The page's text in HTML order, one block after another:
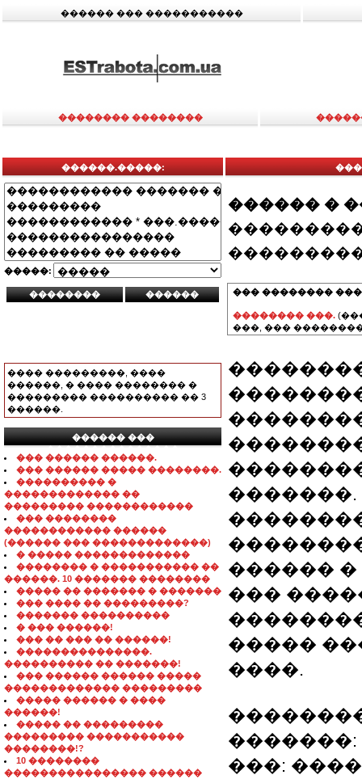
������ ��� �����������
�������� ��������
������.�����:
�����:
���� ���������, ����
������, � ���� �������� �
��������� ���������� �� 3
������.
������ ���
���������������
��� ������ ������.
��� ������ ����� ��������.
���������� �
������������� ��
��������� ������������
��� ��������
������������ ������
(������ ��� �������������)
� ����� �������������
�������� � ����������� ��
������. 10 ������� ��������
����� �� ������� � �������
��� ���� �� ���������?
������� ����������
� ��� ������!
��� �� ��� �� ������!
���������������.
���������� �� �������!
��� ������ ������ �����
������������� ���������
����� ������ � ����
������!
����� �� ���������
��������� �����������
��������!?
10 ��������
���������������� ������
������ �
��� ��������
�������� ���.
���, ���
������ �
���
�����
����.
�������:
���: